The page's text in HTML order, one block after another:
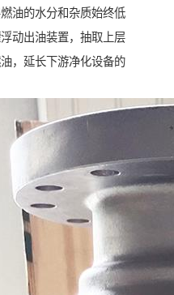
油的水分和杂质始终低
动出油装置，抽取上层
，延长下游净化设备的